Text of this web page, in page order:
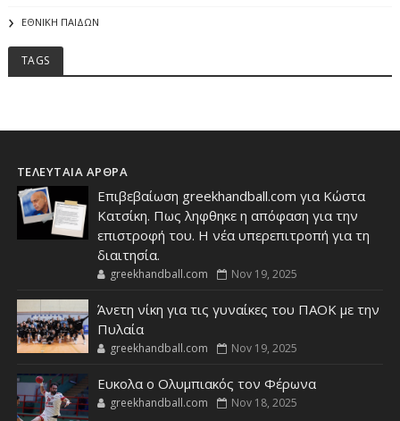
ΕΘΝΙΚΗ ΠΑΙΔΩΝ
TAGS
ΤΕΛΕΥΤΑΙΑ ΑΡΘΡΑ
Επιβεβαίωση greekhandball.com για Κώστα
Κατσίκη. Πως ληφθηκε η απόφαση για την
επιστροφή του. Η νέα υπερεπιτροπή για τη
διαιτησία.
greekhandball.com Nov 19, 2025
Άνετη νίκη για τις γυναίκες του ΠΑΟΚ με την
Πυλαία
greekhandball.com Nov 19, 2025
Ευκολα ο Ολυμπιακός τον Φέρωνα
greekhandball.com Nov 18, 2025